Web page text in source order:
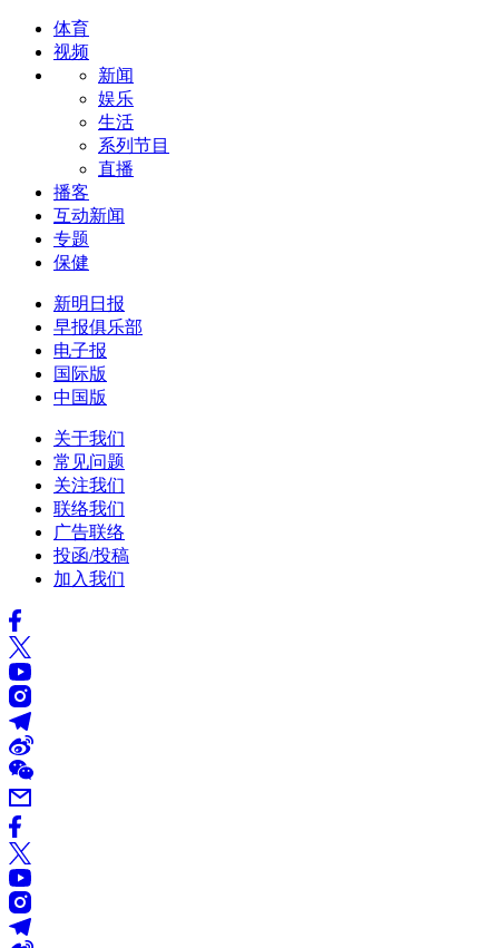
体育
视频
新闻
娱乐
生活
系列节目
直播
播客
互动新闻
专题
保健
新明日报
早报俱乐部
电子报
国际版
中国版
关于我们
常见问题
关注我们
联络我们
广告联络
投函/投稿
加入我们